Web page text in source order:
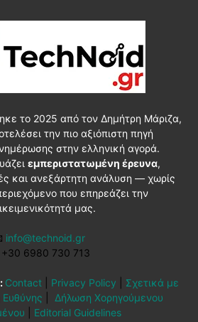
το 2025 από τον Δημήτρη Μάριζα,
την πιο αξιόπιστη πηγή
στην ελληνική αγορά.
εμπεριστατωμένη έρευνα,
και ανεξάρτητη ανάλυση — χωρίς
που επηρεάζει την
μας.
info@technoid.gr
+30 6980 730 713
Contact Privacy Policy
Σχετικά με
Ευθύνης
Δήλωση Χορηγούμενου
Editorial Guidelines